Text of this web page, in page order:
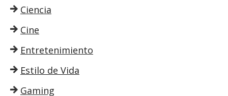
Ciencia
Cine
Entretenimiento
Estilo de Vida
Gaming